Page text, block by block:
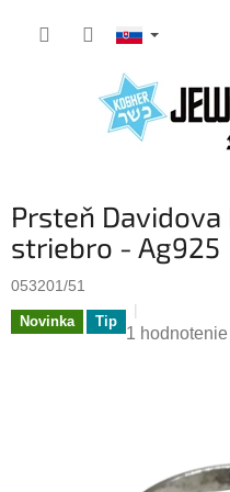
Prsteň
striebro - Ag925
053201/51
Novinka Tip
Priemerné
1 hodnotenie